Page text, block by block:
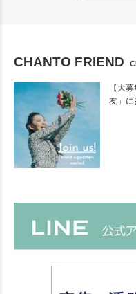
CHANTO FRIEND
【大
友」に